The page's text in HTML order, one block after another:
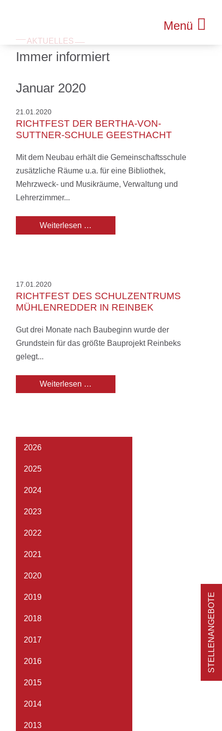
Menü
STELLENANGEBOTE
AKTUELLES
Immer informiert
Januar 2020
21.01.2020
RICHTFEST DER BERTHA-VON-
SUTTNER-SCHULE GEESTHACHT
Mit dem Neubau erhält die Gemeinschaftsschule
zusätzliche Räume u.a. für eine Bibliothek,
Mehrzweck- und Musikräume, Verwaltung und
Lehrerzimmer...
Weiterlesen …
17.01.2020
RICHTFEST DES SCHULZENTRUMS
MÜHLENREDDER IN REINBEK
Gut drei Monate nach Baubeginn wurde der
Grundstein für das größte Bauprojekt Reinbeks
gelegt...
Weiterlesen …
2026
2025
2024
2023
2022
2021
2020
2019
2018
2017
2016
2015
2014
2013